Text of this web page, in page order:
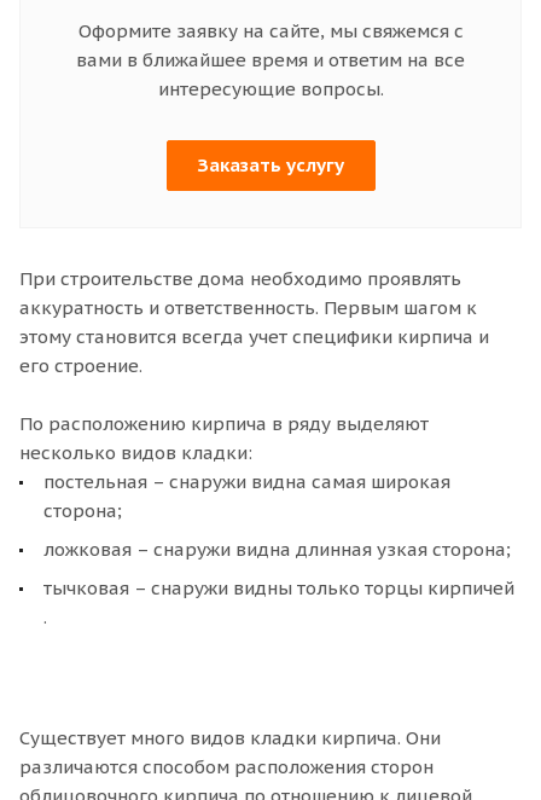
Оформите заявку на сайте, мы свяжемся с
вами в ближайшее время и ответим на все
интересующие вопросы.
Заказать услугу
При строительстве дома необходимо проявлять
аккуратность и ответственность. Первым шагом к
этому становится всегда учет специфики кирпича и
его строение.
По расположению кирпича в ряду выделяют
несколько видов кладки:
постельная – снаружи видна самая широкая
сторона;
ложковая – снаружи видна длинная узкая сторона;
тычковая – снаружи видны только торцы кирпичей
.
Существует много видов кладки кирпича. Они
различаются способом расположения сторон